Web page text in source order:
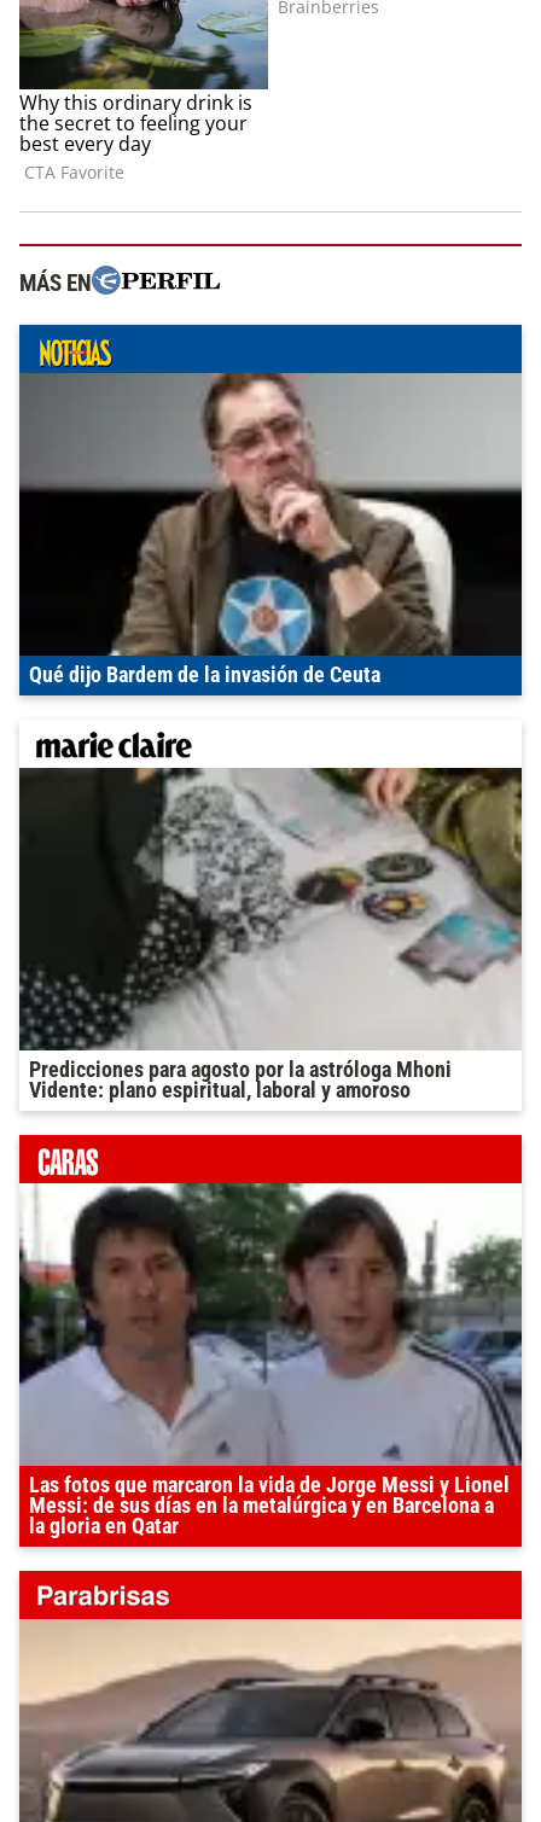
MÁS EN
Qué dijo Bardem de la invasión de Ceuta
Predicciones para agosto por la astróloga Mhoni
Vidente: plano espiritual, laboral y amoroso
Las fotos que marcaron la vida de Jorge Messi y Lionel
Messi: de sus días en la metalúrgica y en Barcelona a
la gloria en Qatar